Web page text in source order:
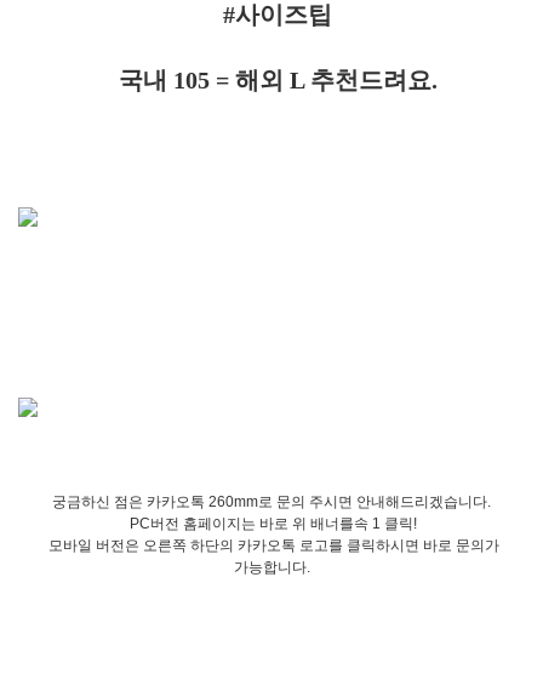
#사이즈팁
국내 105 = 해외 L 추천드려요.
궁금하신 점은 카카오톡 260mm로 문의 주시면 안내해드리겠습니다.
PC버전 홈페이지는 바로 위 배너를속 1 클릭!
모바일 버전은 오른쪽 하단의 카카오톡 로고를 클릭하시면 바로 문의가
가능합니다.